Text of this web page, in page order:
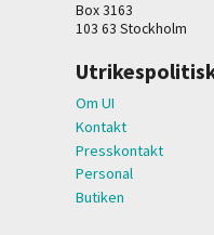
Box 3163
103 63 Stockholm
Om UI
Kontakt
Presskontakt
Personal
Butiken